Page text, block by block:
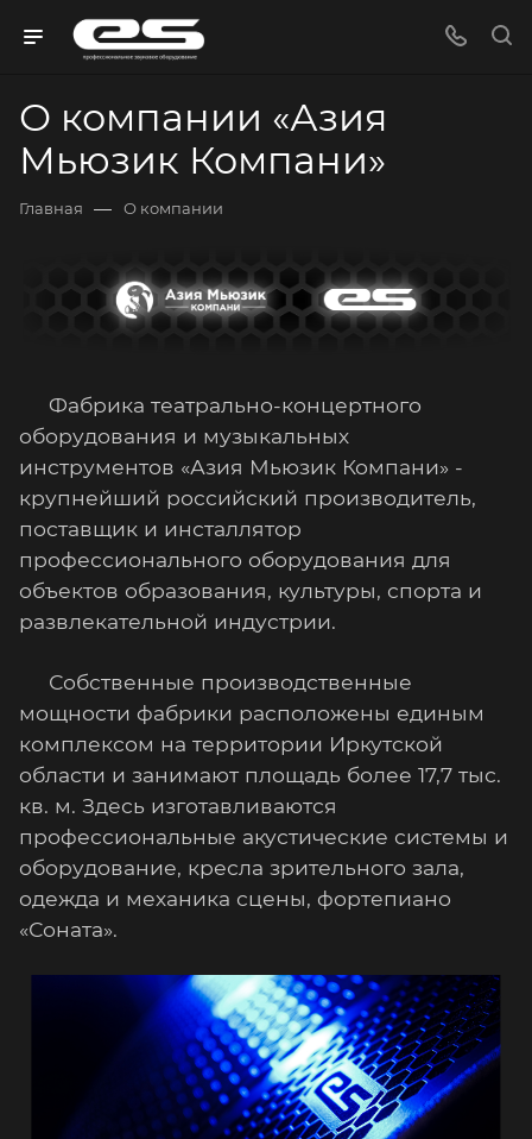
О компании «Азия
Мьюзик Компани»
Главная — О компании
Фабрика театрально-концертного
оборудования и музыкальных
инструментов «Азия Мьюзик Компани» -
крупнейший российский производитель,
поставщик и инсталлятор
профессионального оборудования для
объектов образования, культуры, спорта и
развлекательной индустрии.
Собственные производственные
мощности фабрики расположены единым
комплексом на территории Иркутской
области и занимают площадь более 17,7 тыс.
кв. м. Здесь изготавливаются
профессиональные акустические системы и
оборудование, кресла зрительного зала,
одежда и механика сцены, фортепиано
«Соната».